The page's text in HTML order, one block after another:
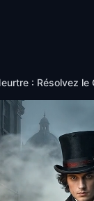
le Cas à
: Résolvez le